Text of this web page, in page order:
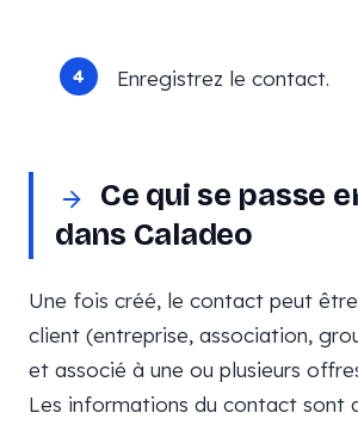
Enregistrez le contact.
Ce qui se passe
dans Caladeo
Une fois créé, le contact peut
client (entreprise, association,
et associé à une ou plusieurs
Les informations du contact sont